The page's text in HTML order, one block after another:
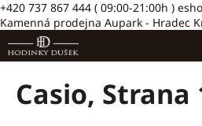
Přejít
na
+420 737 867 444 ( 09:00-21:00h )
Kamenná prodejna Aupark - Hradec
Casio, Strana
K
o
š
í
Zpět
Zpět
C
o